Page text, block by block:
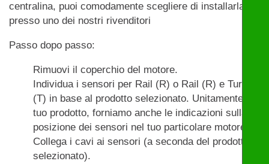
centralina, puoi comodamente scegliere di installarla
presso uno dei nostri rivenditori
Passo dopo passo:
Rimuovi il coperchio del motore.
Individua i sensori per Rail (R) o Rail (R) e Turbo
(T) in base al prodotto selezionato. Unitamente al
tuo prodotto, forniamo anche le indicazioni sulla
posizione dei sensori nel tuo particolare motore.
Collega i cavi ai sensori (a seconda del prodotto
selezionato).